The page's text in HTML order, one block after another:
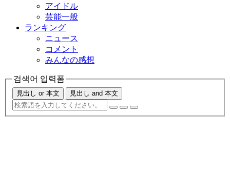
アイドル
芸能一般
ランキング
ニュース
コメント
みんなの感想
검색어 입력폼
見出し or 本文 見出し and 本文